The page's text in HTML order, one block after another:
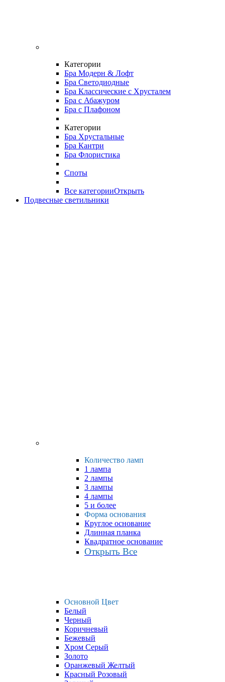
Категории
Бра Модерн & Лофт
Бра Светодиодные
Бра Классические с Хрусталем
Бра с Абажуром
Бра с Плафоном
Категории
Бра Хрустальные
Бра Кантри
Бра Флористика
Споты
Все категорииОткрыть
Подвесные светильники
Количество ламп
1 лампа
2 лампы
3 лампы
4 лампы
5 и более
Форма основания
Круглое основание
Длинная планка
Квадратное основание
Открыть Все
Основной Цвет
Белый
Черный
Коричневый
Бежевый
Хром Серый
Золото
Оранжевый Желтый
Красный Розовый